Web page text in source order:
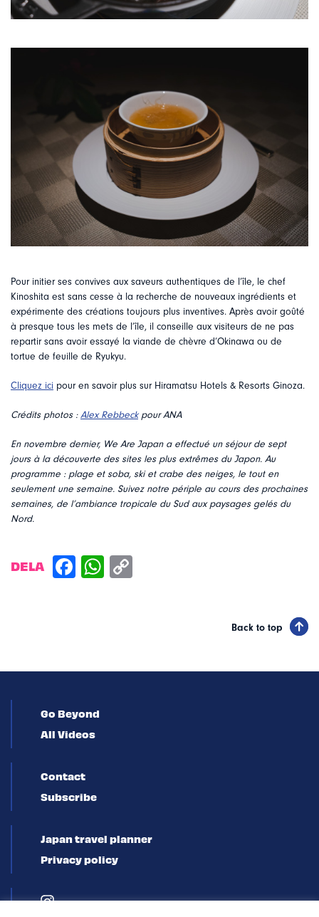
Pour initier ses convives aux saveurs authentiques de l’île, le chef
Kinoshita est sans cesse à la recherche de nouveaux ingrédients et
expérimente des créations toujours plus inventives. Après avoir goûté
à presque tous les mets de l’île, il conseille aux visiteurs de ne pas
repartir sans avoir essayé la viande de chèvre d’Okinawa ou de
tortue de feuille de Ryukyu.
Cliquez ici pour en savoir plus sur Hiramatsu Hotels & Resorts Ginoza.
Crédits photos :Alex Rebbeckpour ANA
En novembre dernier, We Are Japan a effectué un séjour de sept
jours à la découverte des sites les plus extrêmes du Japon. Au
programme : plage et soba, ski et crabe des neiges, le tout en
seulement une semaine. Suivez notre périple au cours des prochaines
semaines, de l’ambiance tropicale du Sud aux paysages gelés du
Nord.
DELA
Back to top
Go Beyond
All Videos
Contact
Subscribe
Japan travel planner
Privacy policy